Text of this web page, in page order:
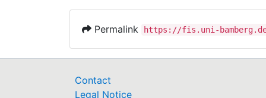
Permalink https://fis.uni-
Contact
Legal Notice